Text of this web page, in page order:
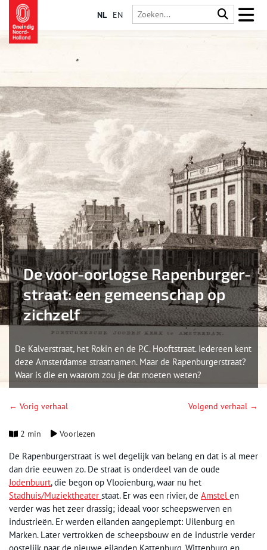
NL EN
De voor-oorlogse Rapenburger-
straat: een gemeenschap op
zichzelf
De Kalverstraat, het Rokin en de P.C. Hooftstraat. Iedereen kent
deze Amsterdamse straatnamen. Maar de Rapenburgerstraat?
Waar is die en waarom zou je dat moeten weten?
← Vorig verhaal Volgend verhaal →
2 min Voorlezen
De Rapenburgerstraat is wel degelijk van belang en dat is al meer
dan drie eeuwen zo. De straat is onderdeel van de oude
Jodenbuurt, die begon op Vlooienburg, waar nu het
Stadhuis/Muziektheater staat. Er was een rivier, de Amstelen
verder was het zeer drassig; ideaal voor scheepswerven en
industrieën. Er werden eilanden aangeplempt: Uilenburg en
Marken. Later vertrokken de scheepsbouw en de industrie verder